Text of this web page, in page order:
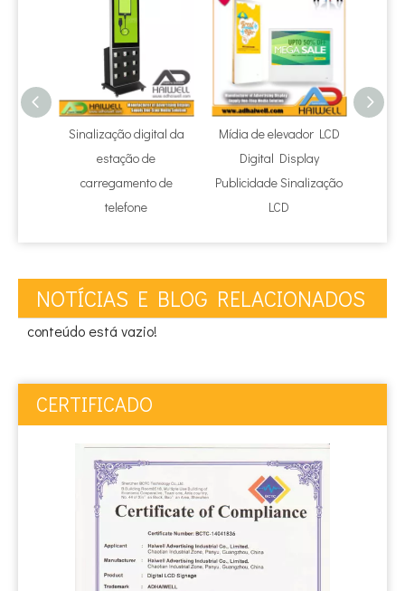
Sinalização digital da
estação de
carregamento de
telefone
Mídia de elevador LCD
Digital Display
Publicidade Sinalização
LCD
NOTÍCIAS E BLOG RELACIONADOS
conteúdo está vazio!
CERTIFICADO